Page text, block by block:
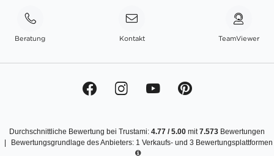
Beratung Kontakt TeamViewer
Durchschnittliche Bewertung bei Trustami: 4.77 /5.00 mit7.573 Bewertungen
Bewertungsgrundlage des Anbieters: 1 Verkaufs- und 3 Bewertungsplattformen